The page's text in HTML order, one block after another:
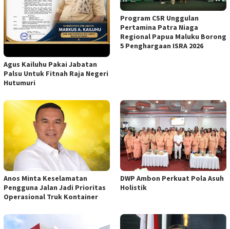
Agus Kailuhu Pakai Jabatan
Palsu Untuk Fitnah Raja Negeri
Hutumuri
Program CSR Unggulan
Pertamina Patra Niaga
Regional Papua Maluku Borong
5 Penghargaan ISRA 2026
Anos Minta Keselamatan
Pengguna Jalan Jadi Prioritas
Operasional Truk Kontainer
DWP Ambon Perkuat Pola Asuh
Holistik